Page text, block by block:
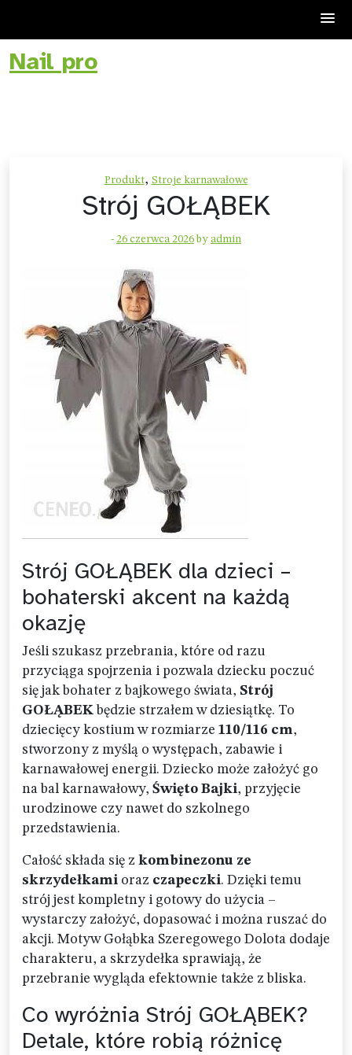
Skip
toNail pro
Produkt, Stroje karnawałowe
Strój GOŁĄBEK
- 26 czerwca 2026 by admin
Strój GOŁĄBEK dla dzieci –
bohaterski akcent na każdą
okazję
Jeśli szukasz przebrania, które od razu
przyciąga spojrzenia i pozwala dziecku poczuć
się jak bohater z bajkowego świata, Strój
GOŁĄBEK będzie strzałem w dziesiątkę. To
dziecięcy kostium w rozmiarze 110/116 cm,
stworzony z myślą o występach, zabawie i
karnawałowej energii. Dziecko może założyć go
na bal karnawałowy, Święto Bajki, przyjęcie
urodzinowe czy nawet do szkolnego
przedstawienia.
Całość składa się z kombinezonu ze
skrzydełkami oraz czapeczki. Dzięki temu
strój jest kompletny i gotowy do użycia –
wystarczy założyć, dopasować i można ruszać do
akcji. Motyw Gołąbka Szeregowego Dolota dodaje
charakteru, a skrzydełka sprawiają, że
przebranie wygląda efektownie także z bliska.
Co wyróżnia Strój GOŁĄBEK?
Detale, które robią różnicę